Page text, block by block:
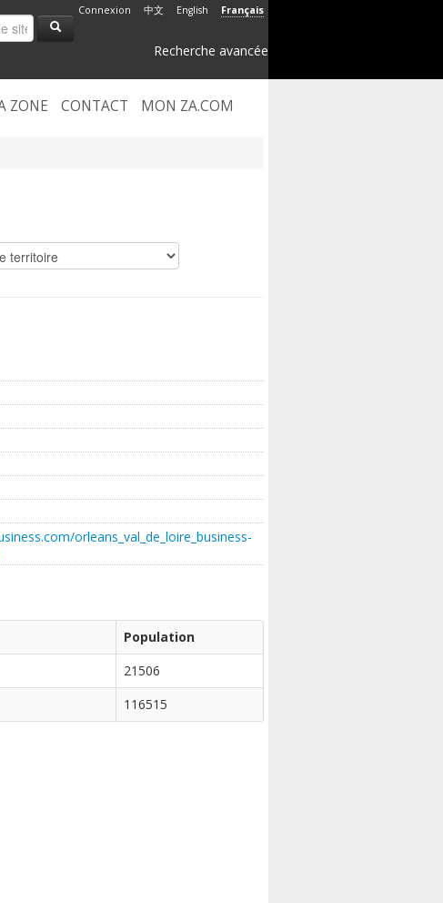
Connexion 中文 English Français
Recherche avancée
ZONE CONTACT MON ZA.COM
orleans_val_de_loire_business-
Population
21506
116515